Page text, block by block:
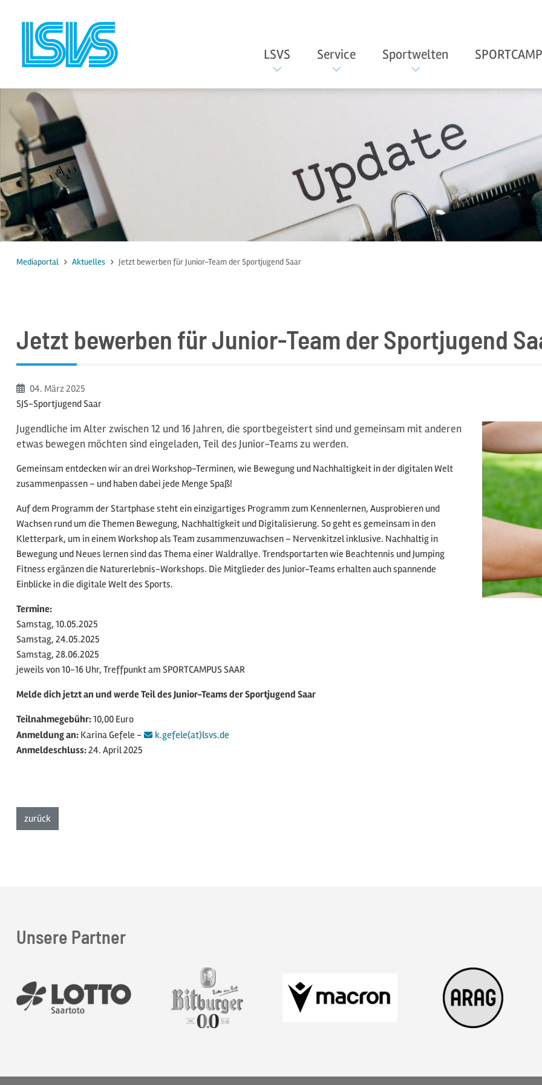
zum Inhalt
zur Suche
LSVS Service Sportwelten
Mediaportal Aktuelles Jetzt bewerben für Junior-Team der Sportjugend Saar
Jetzt bewerben für Junior-Team der Sportjugend
Beginn:
04. März2025
SJS-Sportjugend Saar
Jugendliche im Alter zwischen 12 und 16 Jahren, die sportbegeistert sind und gemeinsam mit anderen
etwas bewegen möchten sind eingeladen, Teil des Junior-Teams zu werden.
Gemeinsam entdecken wir an drei Workshop-Terminen, wie Bewegung und Nachhaltigkeit in der digitalen Welt
zusammenpassen – und haben dabei jede Menge Spaß!
Auf dem Programm der Startphase steht ein einzigartiges Programm zum Kennenlernen, Ausprobieren und
Wachsen rund um die Themen Bewegung, Nachhaltigkeit und Digitalisierung. So geht es gemeinsam in den
Kletterpark, um in einem Workshop als Team zusammenzuwachsen – Nervenkitzel inklusive. Nachhaltig in
Bewegung und Neues lernen sind das Thema einer Waldrallye. Trendsportarten wie Beachtennis und Jumping
Fitness ergänzen die Naturerlebnis-Workshops. Die Mitglieder des Junior-Teams erhalten auch spannende
Einblicke in die digitale Welt des Sports.
Termine:
Samstag, 10.05.2025
Samstag, 24.05.2025
Samstag, 28.06.2025
jeweils von 10-16 Uhr, Treffpunkt am SPORTCAMPUS SAAR
Melde dich jetzt an und werde Teil des Junior-Teams der Sportjugend Saar
Teilnahmegebühr:10,00 Euro
Anmeldung an: Karina Gefele -
k.gefele(at)lsvs.de
Anmeldeschluss:24. April 2025
zurück
Unsere Partner